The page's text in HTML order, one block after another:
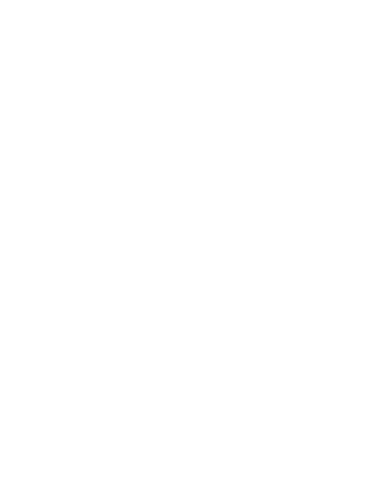
nicht weniger motiviert auf den Weg zu unserer
wo unser ersten Tauchgang stattfinden sollte.
tollen Start in den Tag kann es ja nur so weiter
entschieden sich für einen stationären Tauchgang,
und vielen weiteren Schwärme bewundert
Mittagessen machten wir eine kleine
allzu lange Zeit bis die Glocke wieder klingelte
Weg nach Ham Ham. Diesmal entschieden sich
Weg, die wohl einen dringenden Termin im
näher kommen, ein Adlerrochen zog anmutig
seine schöne Marmorierung. Die Strömung drückte
heute begegnete. Wir ließen uns über das Plateau
dann Mama mit Kind, die auf einem Ausflug
sie in einer Formatierung schwammen, die